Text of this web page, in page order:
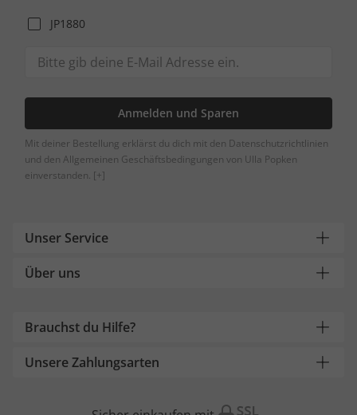
JP1880
Anmelden und Sparen
Mit deiner Bestellung erklärst du dich mit den Datenschutzrichtlinien
und den Allgemeinen Geschäftsbedingungen von Ulla Popken
einverstanden. [+]
Unser Service
Über uns
Brauchst du Hilfe?
Unsere Zahlungsarten